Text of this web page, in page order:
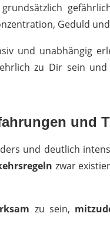
Geduld
und unabhängig
zu Dir sein
und
und deutlich
zwar
zu sein,